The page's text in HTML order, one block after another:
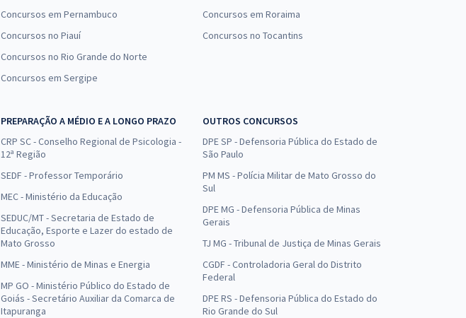
Concursos em Pernambuco
Concursos no Piauí
Concursos no Rio Grande do Norte
Concursos em Sergipe
Concursos em Roraima
Concursos no Tocantins
PREPARAÇÃO A MÉDIO E A LONGO PRAZO
CRP SC - Conselho Regional de Psicologia -
12ª Região
SEDF - Professor Temporário
MEC - Ministério da Educação
SEDUC/MT - Secretaria de Estado de
Educação, Esporte e Lazer do estado de
Mato Grosso
MME - Ministério de Minas e Energia
MP GO - Ministério Público do Estado de
Goiás - Secretário Auxiliar da Comarca de
Itapuranga
OUTROS CONCURSOS
DPE SP - Defensoria Pública do Estado de
São Paulo
PM MS - Polícia Militar de Mato Grosso do
Sul
DPE MG - Defensoria Pública de Minas
Gerais
TJ MG - Tribunal de Justiça de Minas Gerais
CGDF - Controladoria Geral do Distrito
Federal
DPE RS - Defensoria Pública do Estado do
Rio Grande do Sul